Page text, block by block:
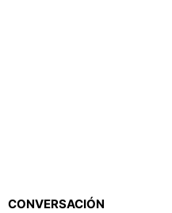
CONVERSACIÓN